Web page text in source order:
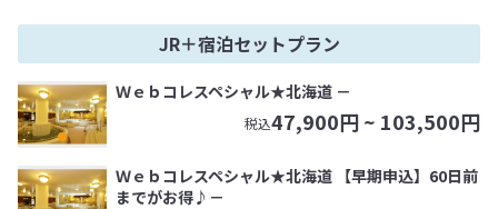
JR＋宿泊セットプラン
Ｗｅｂコレスペシャル★北海道 －
税込47,900円 ~ 103,500円
Ｗｅｂコレスペシャル★北海道 【早期申込】60日前
までがお得♪－